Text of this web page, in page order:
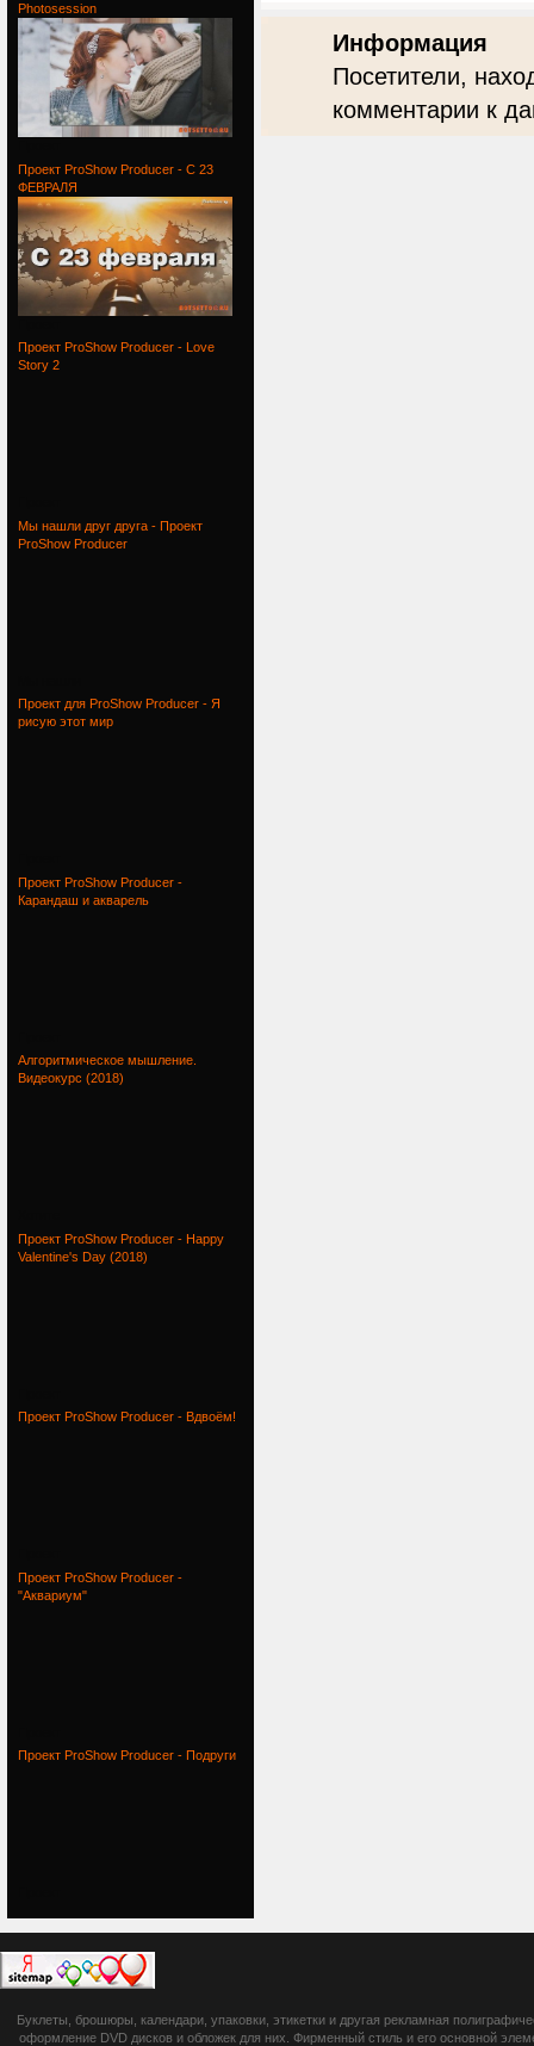
Информация
Посетители,
комментарии к
Photosession
Проект ProShow Producer - С 23
ФЕВРАЛЯ
Проект ProShow Producer - Love
Story 2
Мы нашли друг друга - Проект
ProShow Producer
Проект для ProShow Producer - Я
рисую этот мир
Проект ProShow Producer -
Карандаш и акварель
Алгоритмическое мышление.
Видеокурс (2018)
Проект ProShow Producer - Happy
Valentine's Day (2018)
Проект ProShow Producer - Вдвоём!
Проект ProShow Producer -
"Аквариум"
Проект ProShow Producer - Подруги
botsetto.ru -
photoshop,
Буклеты, брошюры, календари, упаковки, этикетки и другая рекламная
оформление DVD дисков и обложек для них. Фирменный стиль и его основной